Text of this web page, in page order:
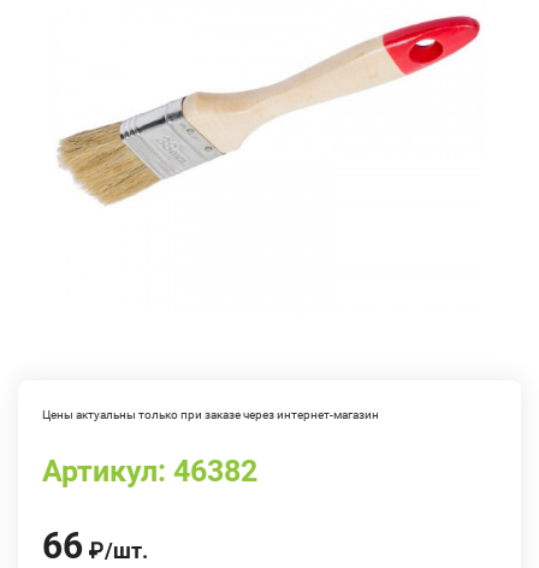
Цены актуальны только при заказе через интернет-магазин
Артикул: 46382
66 ₽/шт.